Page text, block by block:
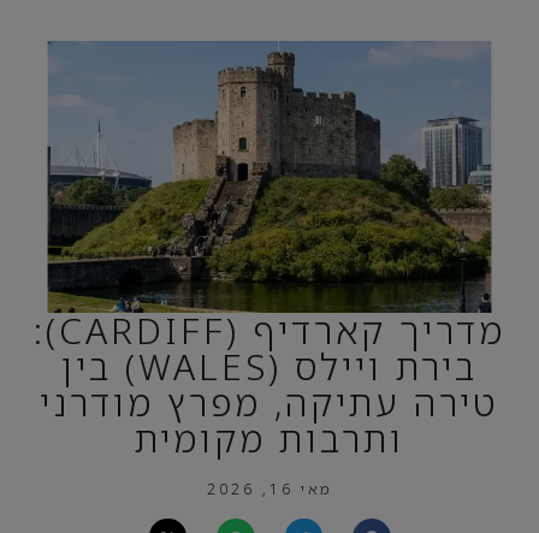
מדריך קארדיף (CARDIFF):
בירת ויילס (WALES) בין
טירה עתיקה, מפרץ מודרני
ותרבות מקומית
מאי 16, 2026